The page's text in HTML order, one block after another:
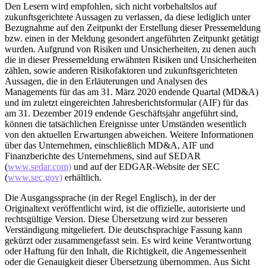
Den Lesern wird empfohlen, sich nicht vorbehaltslos auf
zukunftsgerichtete Aussagen zu verlassen, da diese lediglich unter
Bezugnahme auf den Zeitpunkt der Erstellung dieser Pressemeldung
bzw. einen in der Meldung gesondert angeführten Zeitpunkt getätigt
wurden. Aufgrund von Risiken und Unsicherheiten, zu denen auch
die in dieser Pressemeldung erwähnten Risiken und Unsicherheiten
zählen, sowie anderen Risikofaktoren und zukunftsgerichteten
Aussagen, die in den Erläuterungen und Analysen des
Managements für das am 31. März 2020 endende Quartal (MD&A)
und im zuletzt eingereichten Jahresberichtsformular (AIF) für das
am 31. Dezember 2019 endende Geschäftsjahr angeführt sind,
können die tatsächlichen Ereignisse unter Umständen wesentlich
von den aktuellen Erwartungen abweichen. Weitere Informationen
über das Unternehmen, einschließlich MD&A, AIF und
Finanzberichte des Unternehmens, sind auf SEDAR
(www.sedar.com) und auf der EDGAR-Website der SEC
(www.sec.gov) erhältlich.
Die Ausgangssprache (in der Regel Englisch), in der der
Originaltext veröffentlicht wird, ist die offizielle, autorisierte und
rechtsgültige Version. Diese Übersetzung wird zur besseren
Verständigung mitgeliefert. Die deutschsprachige Fassung kann
gekürzt oder zusammengefasst sein. Es wird keine Verantwortung
oder Haftung für den Inhalt, die Richtigkeit, die Angemessenheit
oder die Genauigkeit dieser Übersetzung übernommen. Aus Sicht